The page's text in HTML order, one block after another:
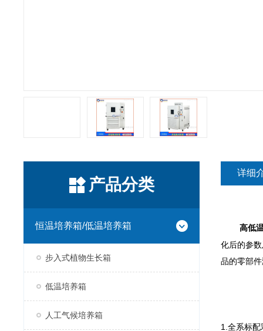
产品分类
恒温培养箱/低温培养箱
步入式植物生长箱
低温培养箱
人工气候培养箱
详细
高低
化后的参
品的零部
1.全系标